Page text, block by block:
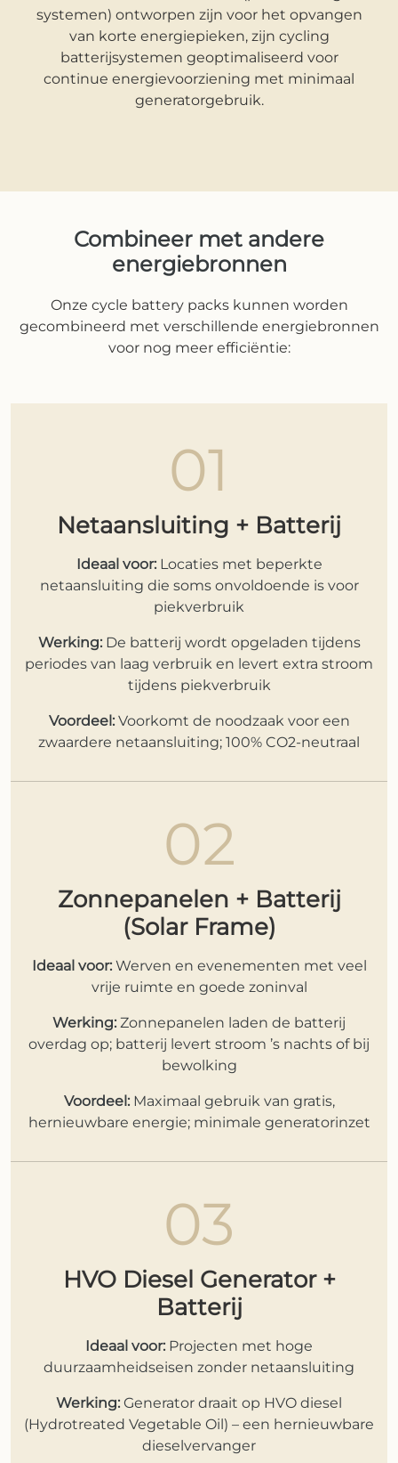
systemen) ontworpen zijn voor het opvangen
van korte energiepieken, zijn cycling
batterijsystemen geoptimaliseerd voor
continue energievoorziening met minimaal
generatorgebruik.
Combineer met andere
energiebronnen
Onze cycle battery packs kunnen worden
gecombineerd met verschillende energiebronnen
voor nog meer efficiëntie:
01
Netaansluiting + Batterij
Ideaal voor:Locaties met beperkte
netaansluiting die soms onvoldoende is voor
piekverbruik
Werking:De batterij wordt opgeladen tijdens
periodes van laag verbruik en levert extra stroom
tijdens piekverbruik
Voordeel:Voorkomt de noodzaak voor een
zwaardere netaansluiting; 100% CO2-neutraal
02
Zonnepanelen + Batterij
(Solar Frame)
Ideaal voor:Werven en evenementen met veel
vrije ruimte en goede zoninval
Werking: Zonnepanelen laden de batterij
overdag op; batterij levert stroom ’s nachts of bij
bewolking
Voordeel:Maximaal gebruik van gratis,
hernieuwbare energie; minimale generatorinzet
03
HVO Diesel Generator +
Batterij
Ideaal voor: Projecten met hoge
duurzaamheidseisen zonder netaansluiting
Werking: Generator draait op HVO diesel
(Hydrotreated Vegetable Oil) – een hernieuwbare
dieselvervanger